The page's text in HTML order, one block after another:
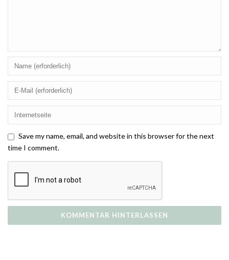
Save my name, email, and website in this browser for the next
time I comment.